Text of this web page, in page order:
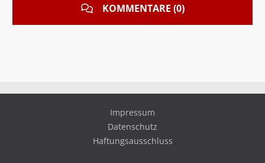
KOMMENTARE (0)
Impressum
Datenschutz
Haftungsausschluss